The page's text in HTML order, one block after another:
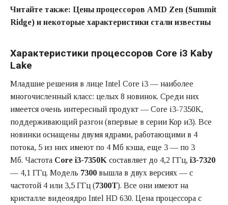
Читайте также: Цены процессоров AMD Zen (Summit
Ridge) и некоторые характеристики стали известны
Характеристики процессоров Core i3 Kaby
Lake
Младшие решения в лице Intel Core i3 — наиболее
многочисленный класс: целых 8 новинок. Среди них
имеется очень интересный продукт — Core i3-7350K,
поддерживающий разгон (впервые в серии Кор и3). Все
новинки оснащены двумя ядрами, работающими в 4
потока, 5 из них имеют по 4 Мб кэша, еще 3 — по 3
Мб. Частота Core i3-7350K составляет до 4,2 ГГц, i3-7320
— 4,1 ГГц. Модель 7300 вышла в двух версиях — с
частотой 4 или 3,5 ГГц (7300Т). Все они имеют на
кристалле видеоядро Intel HD 630. Цена процессора с